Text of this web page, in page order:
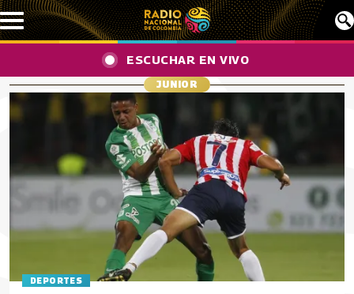
Pasar al contenido principal
ESCUCHAR EN VIVO
JUNIOR
DEPORTES